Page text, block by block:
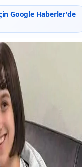
Google Haberler'de